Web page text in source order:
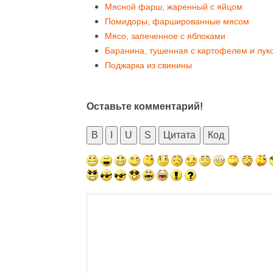
Мясной фарш, жаренный с яйцом
Помидоры, фаршированные мясом
Мясо, запеченное с яблоками
Баранина, тушенная с картофелем и
Поджарка из свинины
Оставьте комментарий!
B U S Цитата Код